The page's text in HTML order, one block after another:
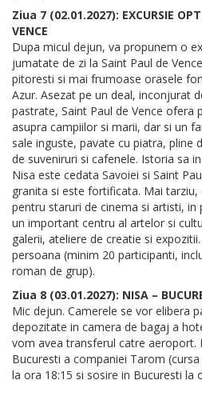
Ziua 7 (02.01.2027): EXCURSIE
VENCE
Dupa micul dejun, va propunem o
jumatate de zi la Saint Paul de
pitoresti si mai frumoase orasele
Azur. Asezat pe un deal, inconjurat
pastrate, Saint Paul de Vence ofera
asupra campiilor si marii, dar si un
sale inguste, pavate cu piatra, pline
de suveniruri si cafenele. Istoria sa
Nisa este cedata Savoiei si Saint
granita si este fortificata. Mai
pentru staruri de cinema si artisti, in
un important centru al artelor si
galerii, ateliere de creatie si
persoana (minim 20 participanti,
roman de grup).
Ziua 8 (03.01.2027): NISA –
Mic dejun. Camerele se vor elibera
depozitate in camera de bagaj a
vom avea transferul catre aeroport.
Bucuresti a companiei Tarom
la ora 18:15 si sosire in Bucuresti la